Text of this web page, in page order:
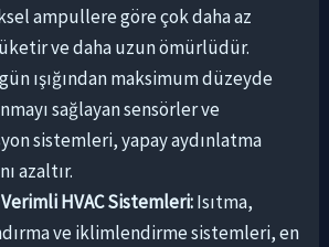
ampullere göre çok daha az
ve daha uzun ömürlüdür.
ışığından maksimum düzeyde
sağlayan sensörler ve
sistemleri, yapay aydınlatma
azaltır.
HVAC Sistemleri:Isıtma,
ve iklimlendirme sistemleri, en